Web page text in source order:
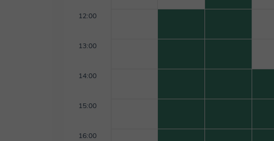
12:00
13:00
14:00
15:00
16:00